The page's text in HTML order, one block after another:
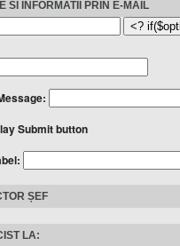
SI INFORMATII PRIN E-MAIL
Submit button
ȘEF
LA: